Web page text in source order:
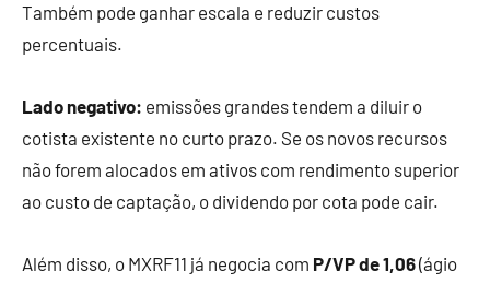
Também pode ganhar escala e reduzir custos
percentuais.
Lado negativo: emissões grandes tendem a diluir o
cotista existente no curto prazo. Se os novos recursos
não forem alocados em ativos com rendimento superior
ao custo de captação, o dividendo por cota pode cair.
Além disso, o MXRF11 já negocia com P/VP de 1,06(ágio